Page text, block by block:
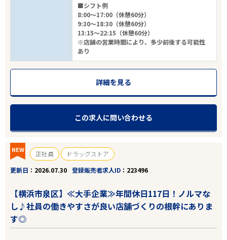
■シフト例
8:00～17:00（休憩60分）
9:30～18:30（休憩60分）
13:15～22:15（休憩60分）
※店舗の営業時間により、多少前後する可能性
あり
詳細を見る
この求人に問い合わせる
NEW 正社員
ドラッグストア
更新日
2026.07.30 登録販売者求人ID 223496
【横浜市泉区】≪大手企業≫年間休日117日！ノルマな
し♪社員の働きやすさが良い店舗づくりの根幹にありま
す◎